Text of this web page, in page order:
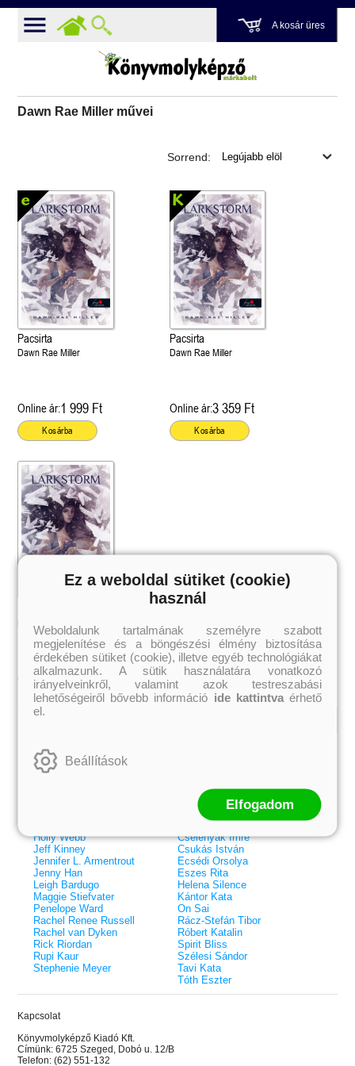
A kosár üres
Dawn Rae Miller művei
olvasható!
dicsőség (Az Előhírnök-trilógia
3.)
Különleges éldekorált kiadás!
Sorrend:
Pacsirta
Dawn Rae Miller
Online ár:1 999 Ft
Kosárba
Pacsirta
Dawn Rae Miller
Online ár:3 359 Ft
Kosárba
Dawn Rae Miller
Online ár:2 519 Ft
Külföldiek
Holly Webb
Jeff Kinney
Jennifer L. Armentrout
Jenny Han
Leigh Bardugo
Maggie Stiefvater
Penelope Ward
Rachel Renee Russell
Rachel van Dyken
Rick Riordan
Rupi Kaur
Stephenie Meyer
Benina
Bessenyei Gábor
Bodor Attila
Cselenyák Imre
Csukás István
Ecsédi Orsolya
Eszes Rita
Helena Silence
Kántor Kata
On Sai
Rácz-Stefán Tibor
Róbert Katalin
Spirit Bliss
Szélesi Sándor
Tavi Kata
Tóth Eszter
Kapcsolat
Könyvmolyképző Kiadó Kft.
Címünk: 6725 Szeged, Dobó u. 12/B
Telefon: (62) 551-132
Ez a weboldal sütiket (cookie)
használ
Weboldalunk tartalmának személyre szabott
megjelenítése és a böngészési élmény biztosítása
érdekében sütiket (cookie), illetve egyéb technológiákat
alkalmazunk. A sütik használatára vonatkozó
irányelveinkről, valamint azok testreszabási
lehetőségeiről bővebb információ ide kattintvaérhető
el.
Beállítások
Elfogadom